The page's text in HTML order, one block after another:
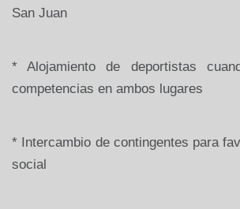
San Juan
* Alojamiento de deportistas
competencias en ambos lugares
* Intercambio de contingentes para
social